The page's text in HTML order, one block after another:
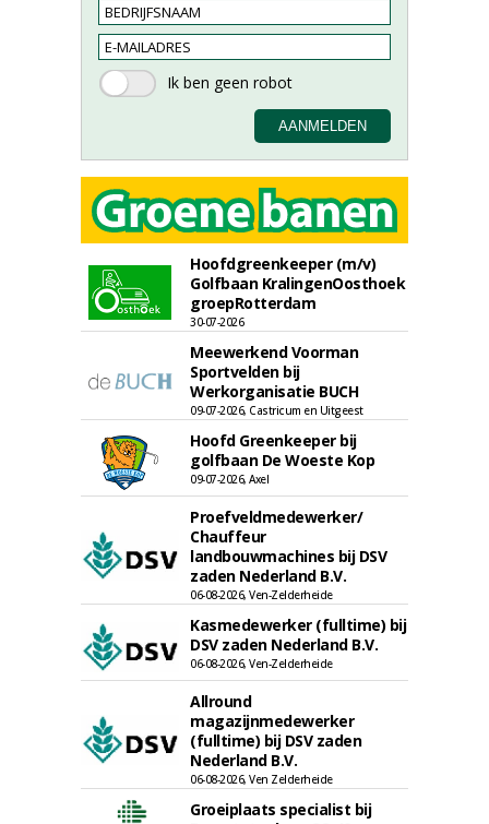
Hoofdgreenkeeper (m/v)
Golfbaan KralingenOosthoek
groepRotterdam
30-07-2026
Meewerkend Voorman
Sportvelden bij
Werkorganisatie BUCH
09-07-2026, Castricum en Uitgeest
Hoofd Greenkeeper bij
golfbaan De Woeste Kop
09-07-2026, Axel
Proefveldmedewerker/
Chauffeur
landbouwmachines bij DSV
zaden Nederland B.V.
06-08-2026, Ven-Zelderheide
Kasmedewerker (fulltime) bij
DSV zaden Nederland B.V.
06-08-2026, Ven-Zelderheide
Allround
magazijnmedewerker
(fulltime) bij DSV zaden
Nederland B.V.
06-08-2026, Ven Zelderheide
Groeiplaats specialist bij